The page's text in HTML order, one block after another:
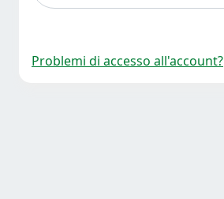
Problemi di accesso all'account?